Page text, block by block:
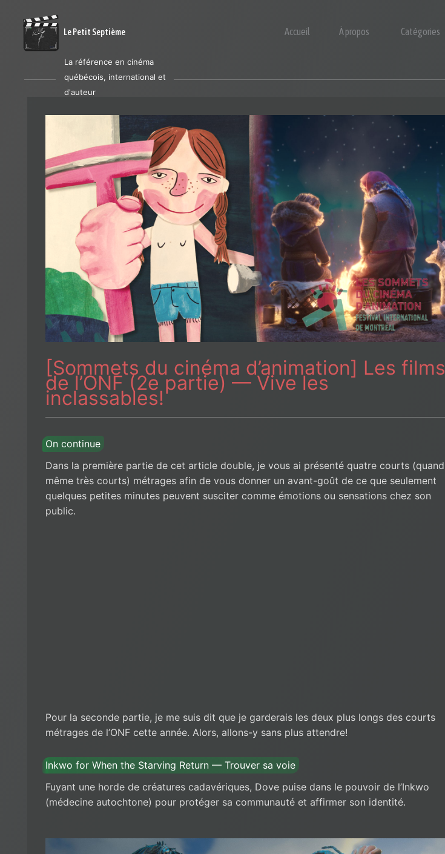
Le Petit Septième Accueil À propos Catégories
La référence en cinéma
québécois, international et
d'auteur
[Sommets du cinéma d’animation] Les films
de l’ONF (2e partie) — Vive les
inclassables!
On continue
Dans la première partie de cet article double, je vous ai présenté quatre courts (quand
même très courts) métrages afin de vous donner un avant-goût de ce que seulement
quelques petites minutes peuvent susciter comme émotions ou sensations chez son
public.
Pour la seconde partie, je me suis dit que je garderais les deux plus longs des courts
métrages de l’ONF cette année. Alors, allons-y sans plus attendre!
Inkwo for When the Starving Return — Trouver sa voie
Fuyant une horde de créatures cadavériques, Dove puise dans le pouvoir de l’Inkwo
(médecine autochtone) pour protéger sa communauté et affirmer son identité.